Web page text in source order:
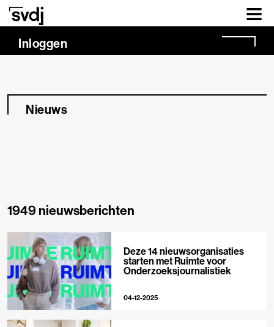
Naar hoofdinhoud
Inloggen
Nieuws
1949 nieuwsberichten
Deze 14 nieuwsorganisaties
starten met Ruimte voor
Onderzoeksjournalistiek
04-12-2025